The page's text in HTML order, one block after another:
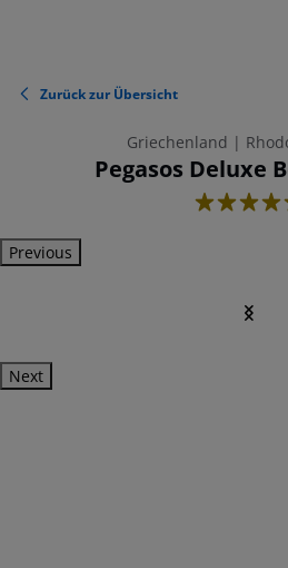
Zurück zur Übersicht
Griechenland |
Pegasos Deluxe
5
Previous
Next